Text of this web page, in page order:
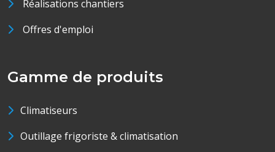
Réalisations chantiers
Offres d'emploi
Gamme de produits
Climatiseurs
Outillage frigoriste & climatisation